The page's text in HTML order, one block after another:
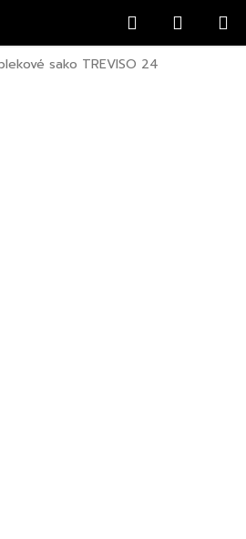
Hledat
KOŠÍK
sako TREVISO 24